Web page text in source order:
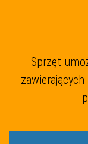
Sprzęt